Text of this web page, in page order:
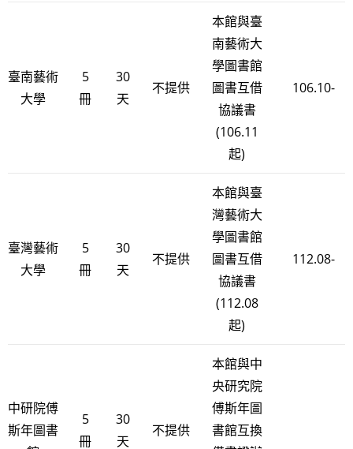
臺南藝術
大學
5
冊
30
天
不提供
本館與臺
南藝術大
學圖書館
圖書互借
協議書
(106.11
起)
106.10-
臺灣藝術
大學
5
冊
30
天
不提供
本館與臺
灣藝術大
學圖書館
圖書互借
協議書
(112.08
起)
112.08-
中研院傅
斯年圖書
5
冊
30
天
不提供
本館與中
央研究院
傅斯年圖
書館互換